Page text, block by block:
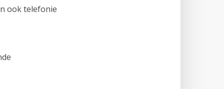
ook telefonie